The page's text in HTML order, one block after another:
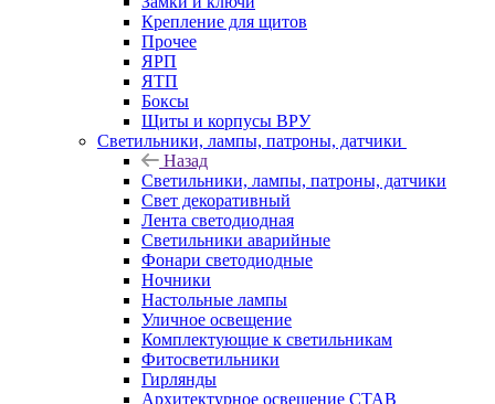
Крепление для щитов
Прочее
ЯРП
ЯТП
Боксы
Щиты и корпусы ВРУ
Светильники, лампы, патроны, датчики
Назад
Светильники, лампы, патроны, датчики
Свет декоративный
Лента светодиодная
Светильники аварийные
Фонари светодиодные
Ночники
Настольные лампы
Уличное освещение
Комплектующие к светильникам
Фитосветильники
Гирлянды
Архитектурное освещение СТАВ